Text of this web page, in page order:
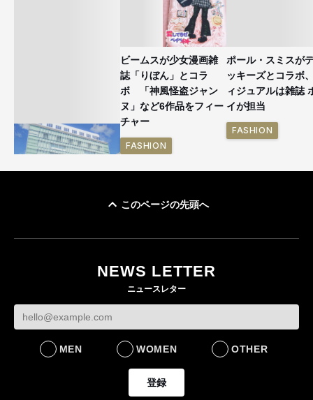
ビームスが少女漫画雑
誌「りぼん」とコラ
ボ 「神風怪盗ジャン
ヌ」など6作品をフィー
チャー
FASHION
ポール・スミスが
ッキーズとコラボ
ィジュアルは雑誌
イが担当
FASHION
このページの先頭へ
NEWS LETTER
ニュースレター
MEN WOMEN OTHER
登録